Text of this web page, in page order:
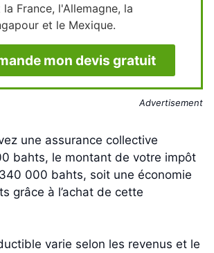
France, l'Allemagne, la
et le Mexique.
mon devis gratuit
Advertisement
une assurance collective
bahts, le montant de votre impôt
000 bahts, soit une économie
grâce à l’achat de cette
varie selon les revenus et le